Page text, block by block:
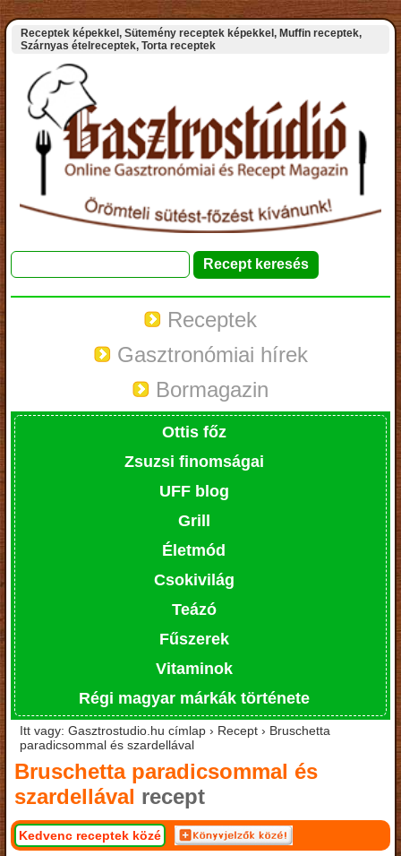
Receptek képekkel, Sütemény receptek képekkel, Muffin receptek,
Szárnyas ételreceptek, Torta receptek
Receptek
Gasztronómiai hírek
Bormagazin
Ottis főz
Zsuzsi finomságai
UFF blog
Grill
Életmód
Csokivilág
Teázó
Fűszerek
Vitaminok
Régi magyar márkák története
Itt vagy: Gasztrostudio.hu címlap › Recept › Bruschetta
paradicsommal és szardellával
Bruschetta paradicsommal és
szardellával recept
Kedvenc receptek közé